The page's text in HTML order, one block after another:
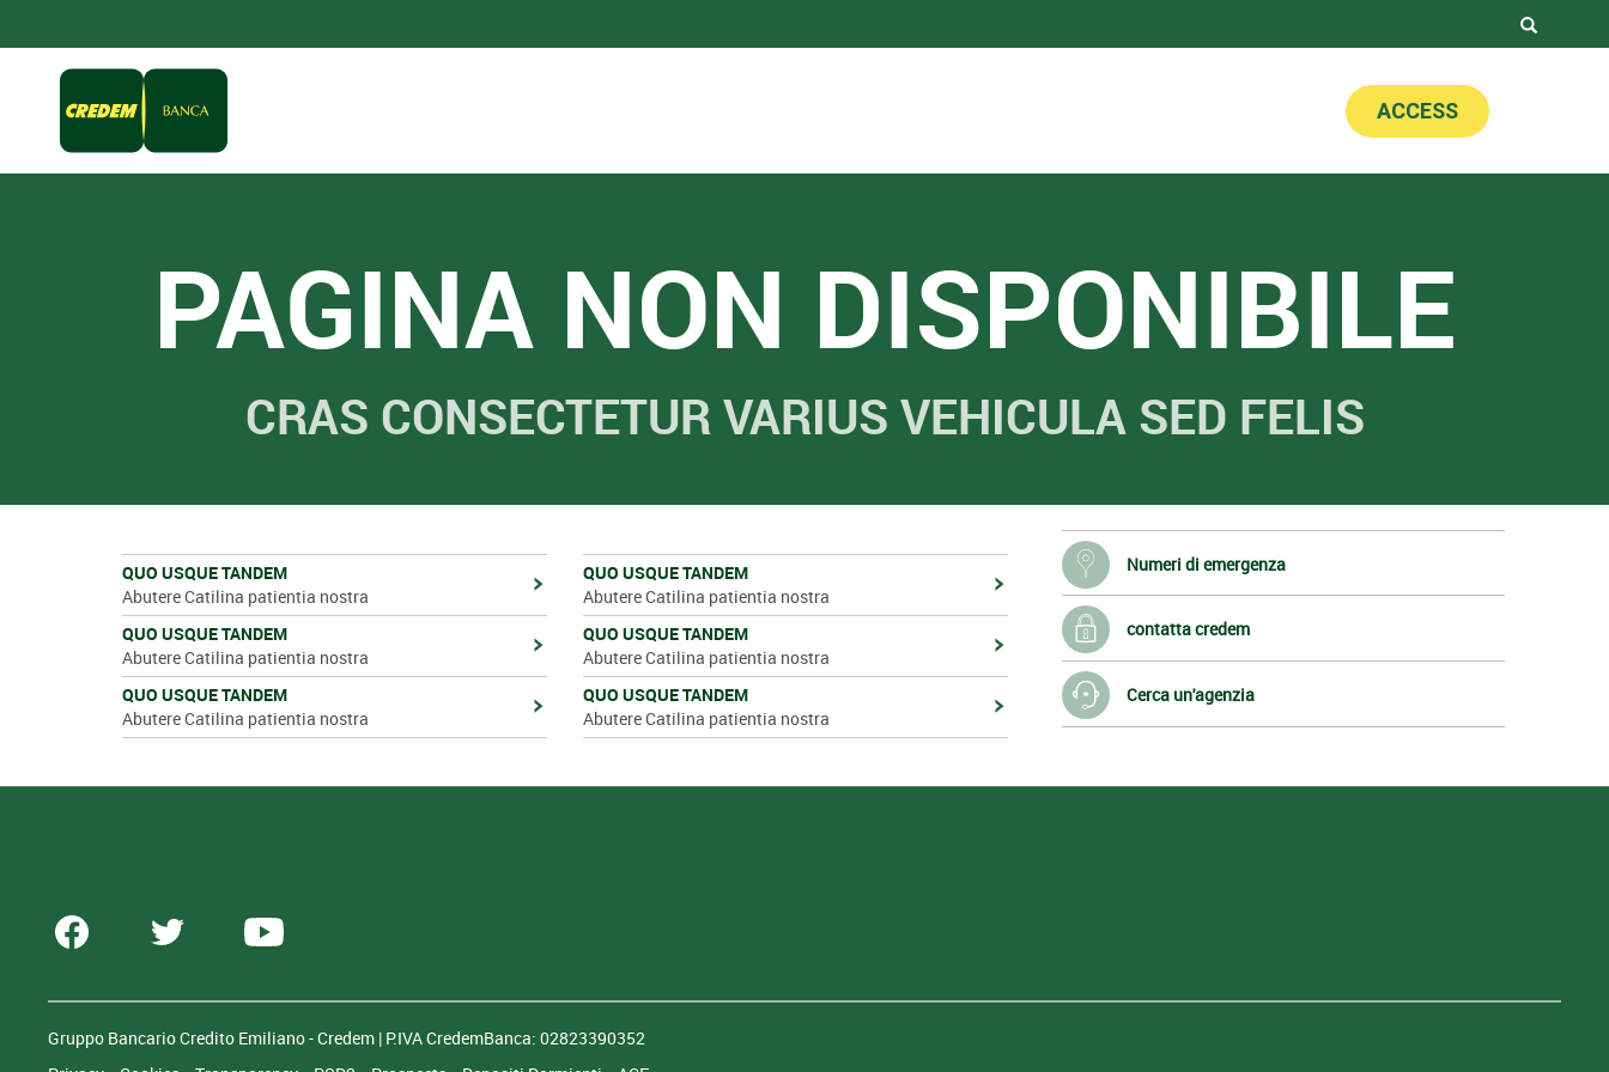
ACCESS
PAGINA NON DISPONIBILE
CRAS CONSECTETUR VARIUS VEHICULA SED FELIS
QUO USQUE TANDEM
Abutere Catilina patientia nostra
QUO USQUE TANDEM
Abutere Catilina patientia nostra
QUO USQUE TANDEM
Abutere Catilina patientia nostra
QUO USQUE TANDEM
Abutere Catilina patientia nostra
QUO USQUE TANDEM
Abutere Catilina patientia nostra
QUO USQUE TANDEM
Abutere Catilina patientia nostra
Numeri di emergenza
contatta credem
Cerca un'agenzia
Gruppo Bancario Credito Emiliano - Credem | P.IVA CredemBanca: 02823390352